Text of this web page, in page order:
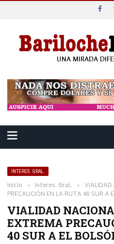
INTERES. GRAL.
Inicio › Interes. Gral. › VIALIDAD
PRECAUCIÓN EN LA RUTA 40 SUR A
VIALIDAD
EXTREMA
40 SUR A EL